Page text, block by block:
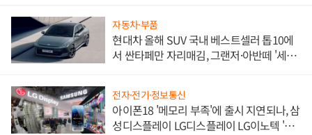
자동차·부품
현대차 올해 SUV 국내 베스트셀러 톱10에
서 싼타페만 자리매김, 그랜저·아반떼 '세단
전자·전기·정보통신
아이폰18 '메모리 부족'에 출시 지연되나, 삼
성디스플레이 LG디스플레이 LG이노텍 '탈